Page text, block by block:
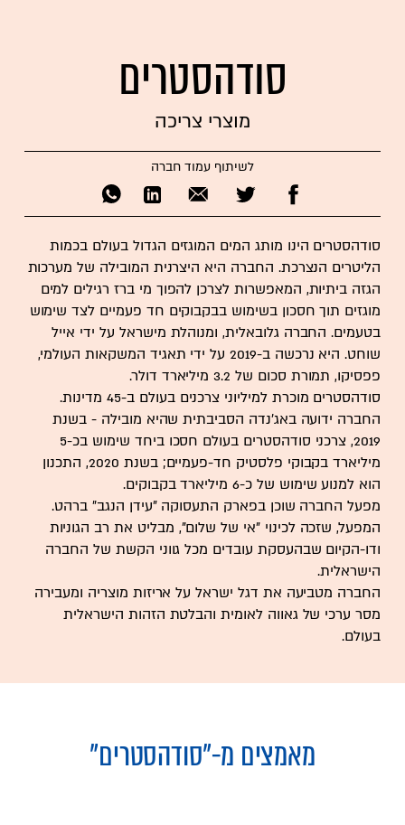
סודהסטרים
מוצרי צריכה
לשיתוף עמוד חברה
סודהסטרים הינו מותג המים המוגזים הגדול בעולם בכמות
הליטרים הנצרכת. החברה היא היצרנית המובילה של מערכות
הגזה ביתיות, המאפשרות לצרכן להפוך מי ברז רגילים למים
מוגזים תוך חסכון בשימוש בבקבוקים חד פעמיים לצד שימוש
בטעמים. החברה גלובאלית, ומנוהלת מישראל על ידי אייל
שוחט. היא נרכשה ב-2019 על ידי תאגיד המשקאות העולמי,
פפסיקו, תמורת סכום של 3.2 מיליארד דולר.
סודהסטרים מוכרת למיליוני צרכנים בעולם ב-45 מדינות.
החברה ידועה באג'נדה הסביבתית שהיא מובילה - בשנת
2019, צרכני סודהסטרים בעולם חסכו ביחד שימוש בכ-5
מיליארד בקבוקי פלסטיק חד-פעמיים; בשנת 2020, התכנון
הוא למנוע שימוש של כ-6 מיליארד בקבוקים.
מפעל החברה שוכן בפארק התעסוקה "עידן הנגב" ברהט.
המפעל, שזכה לכינוי "אי של שלום", מבליט את רב הגוניות
ודו-הקיום שבהעסקת עובדים מכל גווני הקשת של החברה
הישראלית.
החברה מטביעה את דגל ישראל על אריזות מוצריה ומעבירה
מסר ערכי של גאווה לאומית והבלטת הזהות הישראלית
בעולם.
מאמצים מ-"סודהסטרים"